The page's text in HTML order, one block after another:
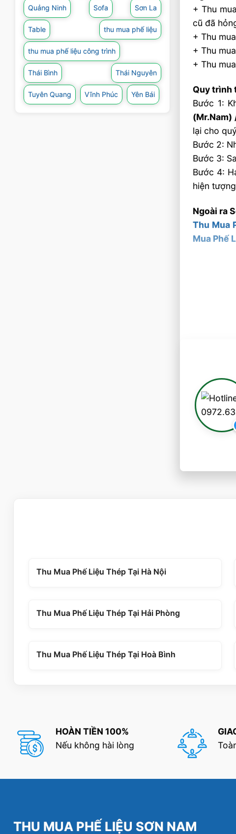
Quảng Ninh Sofa Sơn La
Table thu mua phế liệu
thu mua phế liệu công trình
Thái Bình Thái Nguyên
Tuyên Quang Vĩnh Phúc Yên Bái
+ Thu
cũ đã
+ Thu
+ Thu
+ Thu
Quy trình
Bước 1:
(Mr.Nam)
lại cho
Bước 2:
Bước 3:
Bước 4:
hiện
Ngoài ra
Thu Mua
Mua Phế
Thu Mua Phế Liệu Thép Tại Hà Nội
Thu Mua Phế Liệu Thép Tại Hải Phòng
Thu Mua Phế Liệu Thép Tại Hoà Bình
HOÀN TIỀN 100%
Nếu không hài lòng
THU MUA PHẾ LIỆU SƠN NAM